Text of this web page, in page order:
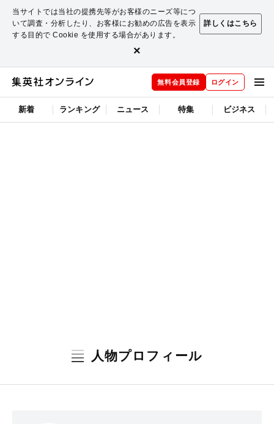
当サイトでは当社の提携先等がお客様のニーズ等につ
いて調査・分析したり、お客様にお勧めの広告を表示
する目的で Cookie を使用する場合があります。
詳しくはこちら
×
無料会員登録 ログイン
新着 ランキング ニュース 特集 ビジネス
人物プロフィール